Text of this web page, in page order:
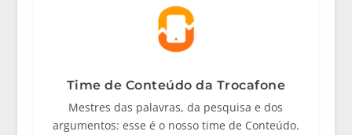
Time de Conteúdo da Trocafone
Mestres das palavras, da pesquisa e dos
argumentos: esse é o nosso time de Conteúdo.